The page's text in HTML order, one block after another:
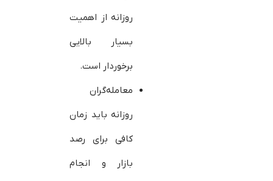
روزانه از اهمیت
بسیار بالایی
برخوردار است.
معامله‌گران
روزانه باید زمان
کافی برای رصد
بازار و انجام